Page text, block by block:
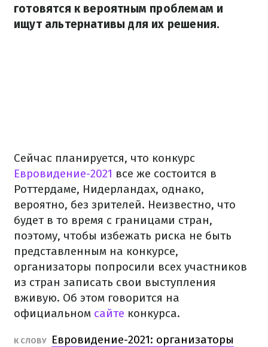
готовятся к вероятным проблемам и
ищут альтернативы для их решения.
Сейчас планируется, что конкурс
Евровидение-2021 все же состоится в
Роттердаме, Нидерландах, однако,
вероятно, без зрителей. Неизвестно, что
будет в то время с границами стран,
поэтому, чтобы избежать риска не быть
представленным на конкурсе,
организаторы попросили всех участников
из стран записать свои выступления
вживую. Об этом говорится на
официальном сайте конкурса.
К СЛОВУ
Евровидение-2021: организаторы